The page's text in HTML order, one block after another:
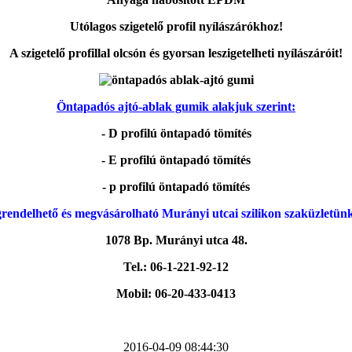
Utólagos szigetelő profil nyílászárókhoz!
A szigetelő profillal olcsón és gyorsan leszigetelheti nyílászáróit!
Öntapadós ajtó-ablak gumik alakjuk szerint:
- D profilú öntapadó tömítés
- E profilú öntapadó tömítés
- p profilú öntapadó tömítés
és megvásárolható Murányi utcai szilikon
1078 Bp. Murányi utca 48.
Tel.: 06-1-221-92-12
Mobil: 06-20-433-0413
2016-04-09 08:44:30